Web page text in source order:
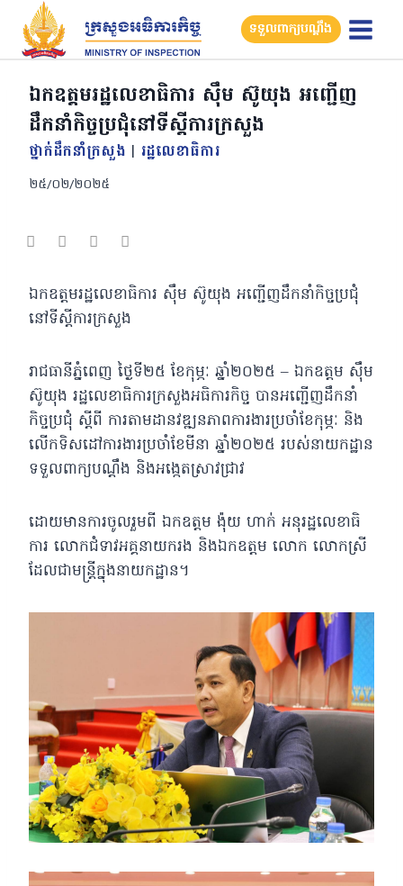
Skip
content
ទទួលពាក្យបណ្តឹង
ឯកឧត្តមរដ្ឋលេខាធិការ ស៊ឹម ស៊ូយុង អញ្ជើញ
ដឹកនាំកិច្ចប្រជុំនៅទីស្តីការក្រសួង
ថ្នាក់ដឹកនាំក្រសួង | រដ្ឋលេខាធិការ
២៥/០២/២០២៥
ឯកឧត្តមរដ្ឋលេខាធិការ ស៊ឹម ស៊ូយុង អញ្ជើញដឹកនាំកិច្ចប្រជុំ
នៅទីស្តីការក្រសួង
រាជធានីភ្នំពេញ ថ្ងៃទី២៥ ខែកុម្ភៈ ឆ្នាំ២០២៥ – ឯកឧត្តម ស៊ឹម
ស៊ូយុង រដ្ឋលេខាធិការក្រសួងអធិការកិច្ច បានអញ្ជើញដឹកនាំ
កិច្ចប្រជុំ ស្តីពី ការតាមដានវឌ្ឍនភាពការងារប្រចាំខែកុម្ភៈ និង
លើកទិសដៅការងារប្រចាំខែមីនា ឆ្នាំ២០២៥ របស់នាយកដ្ឋាន
ទទួលពាក្យបណ្តឹង និងអង្កេតស្រាវជ្រាវ
ដោយមានការចូលរួមពី ឯកឧត្តម ង៉ុយ ហាក់ អនុរដ្ឋលេខាធិ
ការ លោកជំទាវអគ្គនាយករង និងឯកឧត្តម លោក លោកស្រី
ដែលជាមន្រ្តីក្នុងនាយកដ្ឋាន។